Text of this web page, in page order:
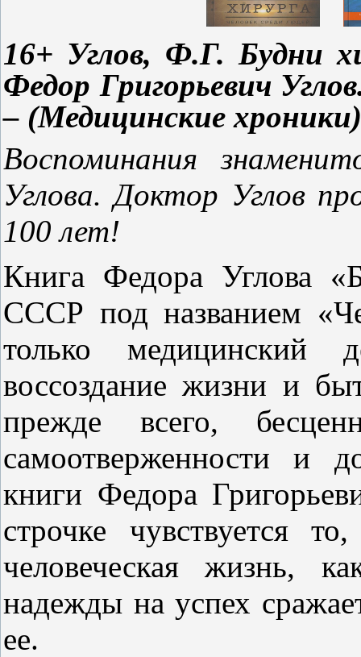
16+ Углов, Ф.Г. Будни
Федор Григорьевич
– (Медицинские
Воспоминания
Углова. Доктор Углов
100 лет!
Книга Федора Углова
СССР под названием
только медицинский
воссоздание жизни и
прежде всего,
самоотверженности и
книги Федора
строчке чувствуется
человеческая жизнь,
надежды на успех
ее.